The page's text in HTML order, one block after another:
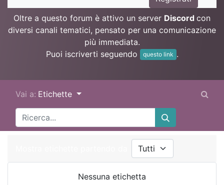
Oltre a questo forum è attivo un server Discord con
diversi canali tematici, pensato per una comunicazione
più immediata.
Puoi iscriverti seguendo
questo link .
Vai a: Etichette
Nessuna etichetta